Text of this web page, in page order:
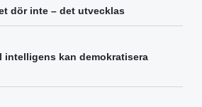
dör inte – det utvecklas
kan demokratisera